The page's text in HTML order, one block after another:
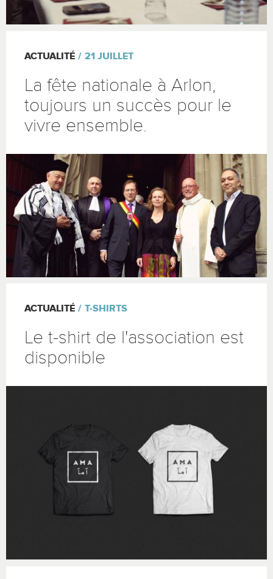
ACTUALITÉ 21 JUILLET
La fête nationale à Arlon,
toujours un succès pour le
vivre ensemble.
ACTUALITÉ T-SHIRTS
Le t-shirt de l'association est
disponible